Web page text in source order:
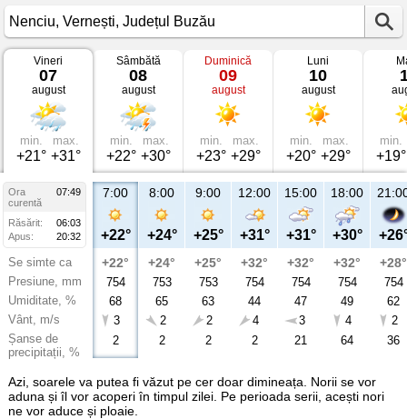
Vremea
Nenciu
Vernești,
Județul
Buzău
Vineri
07
august
min.
+21°
max.
+31°
Sâmbătă
08
august
min.
+22°
max.
+30°
Duminică
09
august
min.
+23°
max.
+29°
Luni
10
august
min.
+20°
max.
+29°
min.
+19°
Ora
07:49
curentă
Răsărit:
06:03
Apus:
20:32
Se simte ca
Presiune, mm
Umiditate, %
Vânt, m/s
Șanse de
precipitații, %
7:00
+22°
+22°
754
68
3
2
8:00
+24°
+24°
753
65
2
2
9:00
+25°
+25°
753
63
2
2
12:00
+31°
+32°
754
44
4
2
15:00
+31°
+32°
754
47
3
21
18:00
+30°
+32°
754
49
4
64
+28°
754
62
2
36
Azi, soarele va putea fi văzut pe cer doar dimineața. Norii se vor
aduna și îl vor acoperi în timpul zilei. Pe perioada serii, acești nori
ne vor aduce și ploaie.